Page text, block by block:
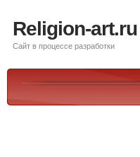
Religion-art.ru
Сайт в процессе разработки